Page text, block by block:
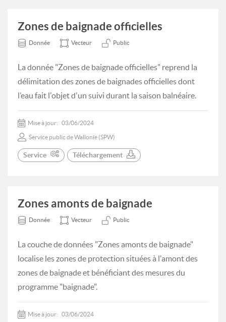
Zones de baignade officielles
Donnée Vecteur Public
La donnée "Zones de baignade officielles" reprend la
délimitation des zones de baignades officielles dont
l’eau fait l'objet d'un suivi durant la saison balnéaire.
Mise à jour: 03/06/2024
Service public de Wallonie (SPW)
Service Téléchargement
Zones amonts de baignade
Donnée Vecteur Public
La couche de données "Zones amonts de baignade"
localise les zones de protection situées à l'amont des
zones de baignade et bénéficiant des mesures du
programme "baignade".
Mise à jour: 03/06/2024